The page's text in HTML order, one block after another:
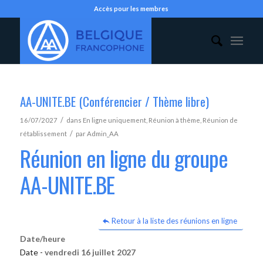
Accès pour les membres
AA-UNITE.BE (Conférencier / Thème libre)
16/07/2027 / dans En ligne uniquement, Réunion à thème Réunion de
rétablissement / parAdmin_AA
Réunion en ligne du groupe
AA-UNITE.BE
Retour à la liste des réunions en ligne
Date/heure
Date - vendredi 16 juillet 2027